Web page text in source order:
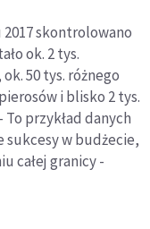
skontrolowano
ok. 2 tys.
50 tys. różnego
i blisko 2 tys.
przykład danych
w budżecie,
całej granicy -